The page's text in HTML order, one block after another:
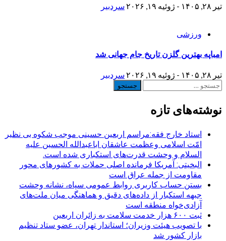
تیر ۲۸, ۱۴۰۵ - ژوئیه ۱۹, ۲۰۲۶ سردبیر
ورزشی
امباپه بهترین گلزن تاریخ جام جهانی شد
تیر ۲۸, ۱۴۰۵ - ژوئیه ۱۹, ۲۰۲۶
سردبیر
جستجو
نوشته‌های تازه
استاد خارج فقه:مراسم اربعین حسینی موجب شکوه بی نظیر
امّت اسلامی وعظمت عاشقان اباعبدالله الحسین علیه
السلام و وحشت قدرت‌های استکباری شده است.
البخیتی: آمریکا فرمانده اصلی حملات به کشورهای محور
مقاومت از جمله عراق است
بستن حساب کاربری روابط عمومی سپاه، نشانه‌ وحشت
جبهه استکبار از داده‌های دقیق و هماهنگی میان ملت‌های
آزادی‌خواه منطقه است
ثبت ۶۰۰ هزار خدمت سلامت به زائران اربعین
با تصویب هیئت وزیران؛ استاندار تهران، عضو ستاد تنظیم
بازار کشور شد